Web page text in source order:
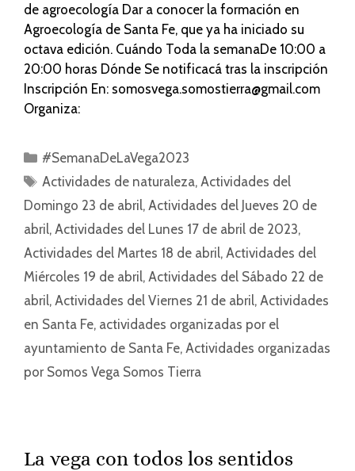
de agroecología Dar a conocer la formación en
Agroecología de Santa Fe, que ya ha iniciado su
octava edición. Cuándo Toda la semanaDe 10:00 a
20:00 horas Dónde Se notificacá tras la inscripción
Inscripción En: somosvega.somostierra@gmail.com
Organiza:
#SemanaDeLaVega2023
Actividades de naturaleza, Actividades del
Domingo 23 de abril, Actividades del Jueves 20 de
abril, Actividades del Lunes 17 de abril de 2023,
Actividades del Martes 18 de abril, Actividades del
Miércoles 19 de abril, Actividades del Sábado 22 de
abril, Actividades del Viernes 21 de abril, Actividades
en Santa Fe, actividades organizadas por el
ayuntamiento de Santa Fe, Actividades organizadas
por Somos Vega Somos Tierra
La vega con todos los sentidos